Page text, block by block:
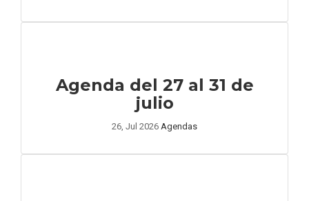
Agenda del 27 al 31 de
julio
26, Jul 2026 Agendas